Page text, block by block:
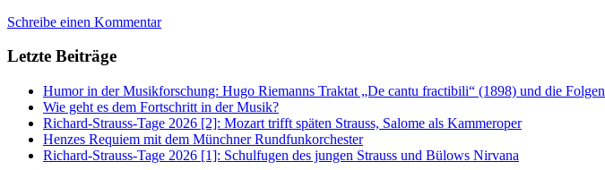
Schreibe einen Kommentar
Letzte Beiträge
Humor in der Musikforschung: Hugo Riemanns Traktat „De cantu fractibili“ (1898) und die Folgen
Wie geht es dem Fortschritt in der Musik?
Richard-Strauss-Tage 2026 [2]: Mozart trifft späten Strauss, Salome als Kammeroper
Henzes Requiem mit dem Münchner Rundfunkorchester
Richard-Strauss-Tage 2026 [1]: Schulfugen des jungen Strauss und Bülows Nirvana